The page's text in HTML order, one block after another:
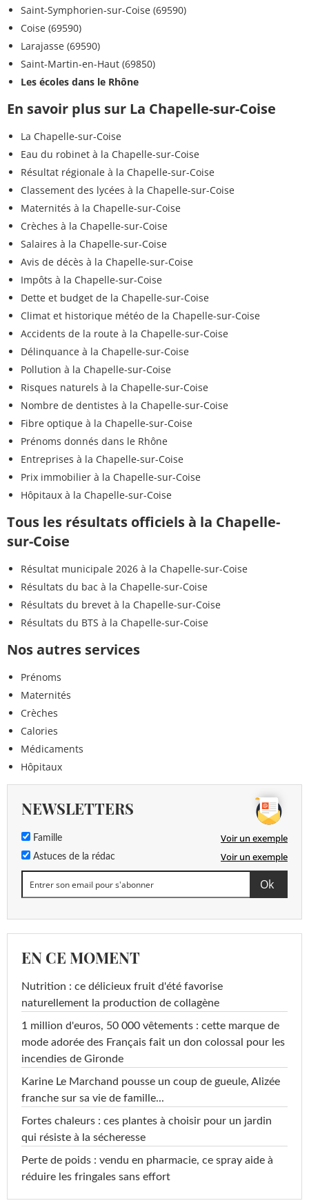
Saint-Symphorien-sur-Coise (69590)
Coise (69590)
Larajasse (69590)
Saint-Martin-en-Haut (69850)
Les écoles dans le Rhône
En savoir plus sur La Chapelle-sur-Coise
La Chapelle-sur-Coise
Eau du robinet à la Chapelle-sur-Coise
Résultat régionale à la Chapelle-sur-Coise
Classement des lycées à la Chapelle-sur-Coise
Maternités à la Chapelle-sur-Coise
Crèches à la Chapelle-sur-Coise
Salaires à la Chapelle-sur-Coise
Avis de décès à la Chapelle-sur-Coise
Impôts à la Chapelle-sur-Coise
Dette et budget de la Chapelle-sur-Coise
Climat et historique météo de la Chapelle-sur-Coise
Accidents de la route à la Chapelle-sur-Coise
Délinquance à la Chapelle-sur-Coise
Pollution à la Chapelle-sur-Coise
Risques naturels à la Chapelle-sur-Coise
Nombre de dentistes à la Chapelle-sur-Coise
Fibre optique à la Chapelle-sur-Coise
Prénoms donnés dans le Rhône
Entreprises à la Chapelle-sur-Coise
Prix immobilier à la Chapelle-sur-Coise
Hôpitaux à la Chapelle-sur-Coise
Tous les résultats officiels à la Chapelle-
sur-Coise
Résultat municipale 2026 à la Chapelle-sur-Coise
Résultats du bac à la Chapelle-sur-Coise
Résultats du brevet à la Chapelle-sur-Coise
Résultats du BTS à la Chapelle-sur-Coise
Nos autres services
Prénoms
Maternités
Crèches
Calories
Médicaments
Hôpitaux
NEWSLETTERS
Famille Voir un exemple
Astuces de la rédac Voir un exemple
EN CE MOMENT
Nutrition : ce délicieux fruit d'été favorise
naturellement la production de collagène
1 million d'euros, 50 000 vêtements : cette marque de
mode adorée des Français fait un don colossal pour les
incendies de Gironde
Karine Le Marchand pousse un coup de gueule, Alizée
franche sur sa vie de famille...
Fortes chaleurs : ces plantes à choisir pour un jardin
qui résiste à la sécheresse
Perte de poids : vendu en pharmacie, ce spray aide à
réduire les fringales sans effort